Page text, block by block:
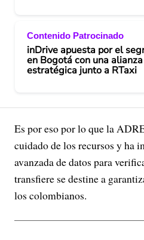
Contenido Patrocinado
inDrive apuesta por el
en Bogotá con una alianza
estratégica junto a RTaxi
Es por eso por lo que la
cuidado de los recursos y ha
avanzada de datos para
transfiere se destine a
los colombianos.